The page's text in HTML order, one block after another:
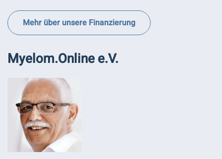
Mehr über unsere Finanzierung
Myelom.Online e.V.